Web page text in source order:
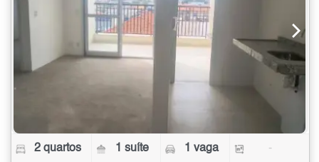
2 quartos 1 suíte 1 vaga -